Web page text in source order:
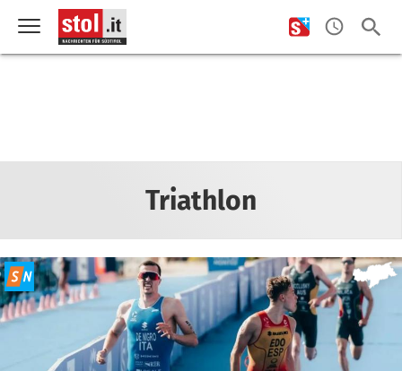
Triathlon